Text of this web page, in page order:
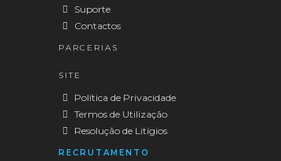
Suporte
Contactos
PARCERIAS
SITE
Política de Privacidade
Termos de Utilização
Resolução de Litígios
RECRUTAMENTO